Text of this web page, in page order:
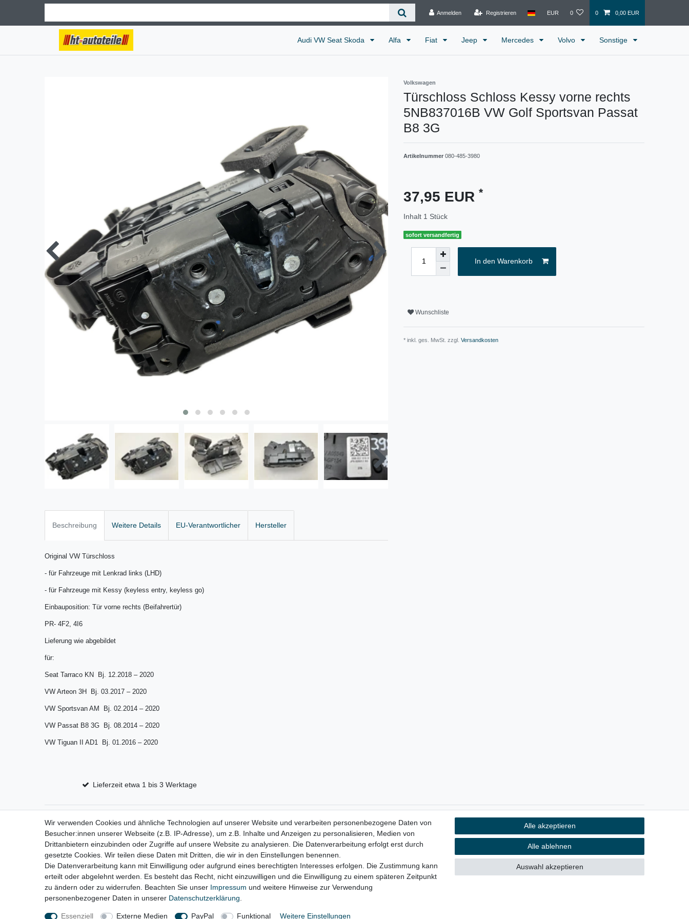
Anmelden Registrieren EUR 0 0 0,00 EUR
Audi VW Seat Skoda Alfa Fiat Jeep Mercedes Volvo Sonstige
Volkswagen
Türschloss Schloss Kessy vorne rechts
5NB837016B VW Golf Sportsvan Passat
B8 3G
Artikelnummer 080-485-3980
37,95 EUR *
Inhalt 1 Stück
sofort versandfertig
In den Warenkorb
Wunschliste
* inkl. ges. MwSt. zzgl. Versandkosten
Beschreibung Weitere Details EU-Verantwortlicher Hersteller
Original VW Türschloss
- für Fahrzeuge mit Lenkrad links (LHD)
- für Fahrzeuge mit Kessy (keyless entry, keyless go)
Einbauposition: Tür vorne rechts (Beifahrertür)
PR- 4F2, 4I6
Lieferung wie abgebildet
für:
Seat Tarraco KN Bj. 12.2018 – 2020
VW Arteon 3H Bj. 03.2017 – 2020
VW Sportsvan AM Bj. 02.2014 – 2020
VW Passat B8 3G Bj. 08.2014 – 2020
VW Tiguan II AD1 Bj. 01.2016 – 2020
Lieferzeit etwa 1 bis 3 Werktage
Wir verwenden Cookies und ähnliche Technologien auf unserer Website und verarbeiten personenbezogene Daten von
Besucher:innen unserer Webseite (z.B. IP-Adresse), um z.B. Inhalte und Anzeigen zu personalisieren, Medien von
Drittanbietern einzubinden oder Zugriffe auf unsere Website zu analysieren. Die Datenverarbeitung erfolgt erst durch
gesetzte Cookies. Wir teilen diese Daten mit Dritten, die wir in den Einstellungen benennen.
Die Datenverarbeitung kann mit Einwilligung oder aufgrund eines berechtigten Interesses erfolgen. Die Zustimmung kann
erteilt oder abgelehnt werden. Es besteht das Recht, nicht einzuwilligen und die Einwilligung zu einem späteren Zeitpunkt
zu ändern oder zu widerrufen. Beachten Sie unser Impressum und weitere Hinweise zur Verwendung
personenbezogener Daten in unserer Daten­schutz­erklärung
Essenziell Externe Medien PayPal Funktional Weitere Einstellungen
Alle akzeptieren
Alle ablehnen
Auswahl akzeptieren
Impressum Widerrufs­recht
© Copyright 2026 | Alle Rechte vorbehalten.